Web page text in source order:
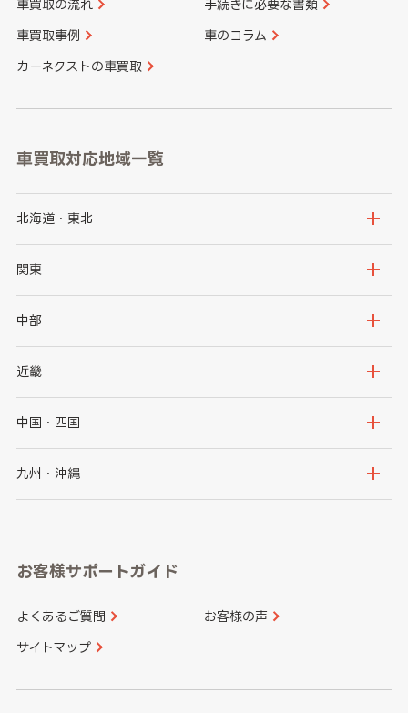
車買取の流れ 手続きに必要な書類
車買取事例 車のコラム
カーネクストの車買取
車買取対応地域一覧
北海道・東北
北海道
岩手県
秋田県
関東
茨城県
群馬県
千葉県
中部
新潟県
石川県
山梨県
愛知県
近畿
大阪府
京都府
和歌山県
中国・四国
鳥取県
山口県
香川県 愛媛県
九州・沖縄
長崎県
大分県 宮崎県
お客様サポートガイド
よくあるご質問 お客様の声
サイトマップ